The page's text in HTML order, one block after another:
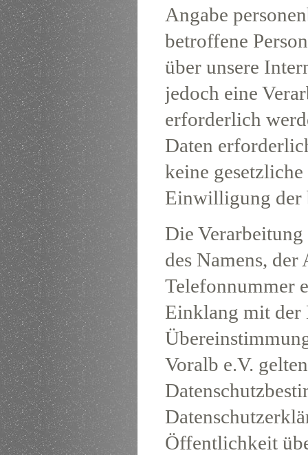
Angabe
betroffene
über unsere
jedoch eine
erforderlich
Daten
keine
Einwilligung der
Die Verarbeitung
des Namens,
Telefonnummer
Einklang mit der
Voralb e.V.
Öffentlichkeit